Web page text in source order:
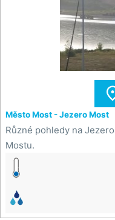
Město Most - Jezero Most
Různé pohledy na
Mostu.